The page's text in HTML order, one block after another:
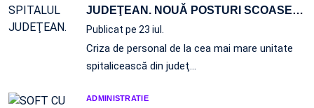
JUDEŢEAN. NOUĂ POSTURI SCOASE…
Publicat pe 23 iul.
Criza de personal de la cea mai mare unitate
spitalicească din judeţ…
ADMINISTRATIE